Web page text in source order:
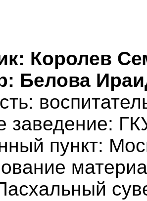
Королев
Белова
заведение:
пункт: